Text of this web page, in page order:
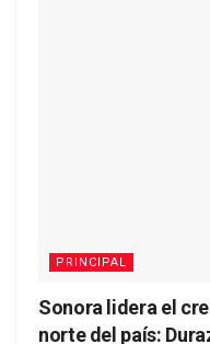
PRINCIPAL
Sonora lidera el
norte del país: